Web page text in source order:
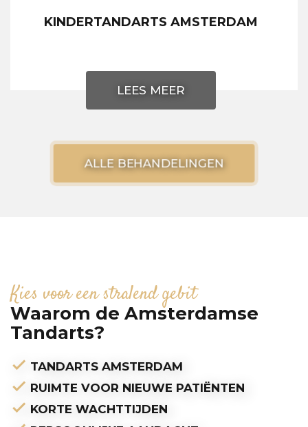
KINDERTANDARTS AMSTERDAM
LEES MEER
ALLE BEHANDELINGEN
Kies voor een stralend gebit
Waarom de Amsterdamse
Tandarts?
check TANDARTS AMSTERDAM
check RUIMTE VOOR NIEUWE PATIËNTEN
check KORTE WACHTTIJDEN